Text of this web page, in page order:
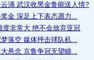
涌 武汉收黑金鲁能送人情?
金 深足上下表态愿力...
度非常大 绝不会放弃亚冠
落空 媒体抨击球队机...
悬念 京鲁争冠无望瞄...